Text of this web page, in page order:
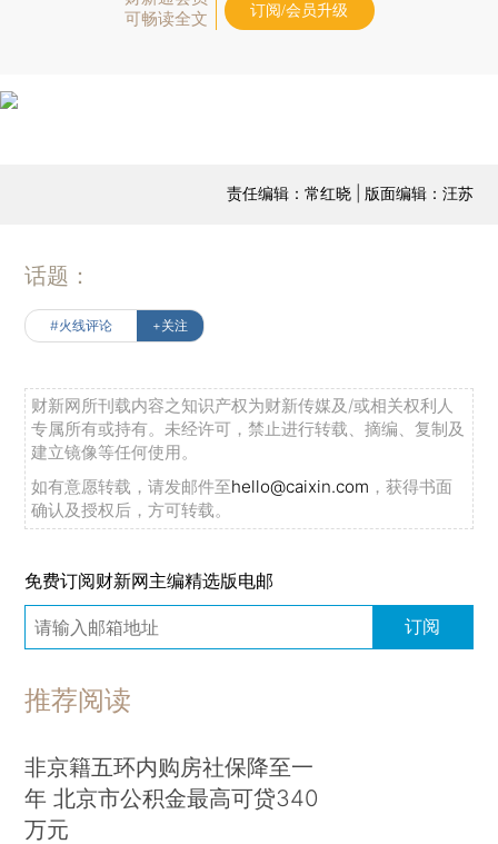
可畅读全文
订阅/会员升级
责任编辑：常红晓 | 版面编辑：汪苏
话题：
#火线评论 +关注
财新网所刊载内容之知识产权为财新传媒及/或相关权利人
专属所有或持有。未经许可，禁止进行转载、摘编、复制及
建立镜像等任何使用。
如有意愿转载，请发邮件至hello@caixin.com ，获得书面
确认及授权后，方可转载。
免费订阅财新网主编精选版电邮
订阅
推荐阅读
非京籍五环内购房社保降至一
年 北京市公积金最高可贷340
万元